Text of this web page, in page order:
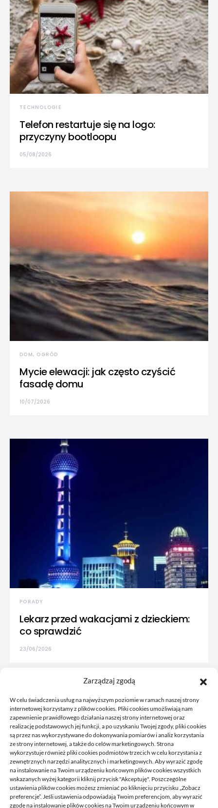
Zarządzaj zgodą
W celu świadczenia usług na najwyższym poziomie w ramach naszej strony
internetowej korzystamy z plików cookies. Pliki cookies umożliwiają nam
zapewnienie prawidłowego działania naszej strony internetowej oraz
realizację podstawowych jej funkcji, a po uzyskaniu Twojej zgody, pliki cookies
są przez nas wykorzystywane do dokonywania pomiarów i analiz korzystania
ze strony internetowej, a także do celów marketingowych. Strona
wykorzystuje również pliki cookies podmiotów trzecich w celu korzystania z
zewnętrznych narzędzi analitycznych i marketingowych. Aby wyrazić zgodę
na instalowanie na Twoim urządzeniu końcowym plików cookies wszystkich
wskazanych wyżej kategorii kliknij przycisk "Akceptuję". Poszczególne
ustawienia plików cookies możesz zmieniać po kliknięciu przycisku „Zobacz
preferencje”. Jeśli ustawienia odpowiadają Twoim preferencjom, aby wyrazić
zgodę na instalowanie plików cookies na Twoim urządzeniu końcowym w
TECHNOLOGIE
Telefon restartuje się na logo:
przyczyny bootloopu
05/08/2026
DOM, OGRÓD
Mycie elewacji: jak często czyścić
fasadę domu
10/07/2026
PORADY
Lekarz przed wakacjami z dzieckiem:
co sprawdzić
23/06/2026
Korkowy to blog, gdzie publikujemy własne przemyślenia, to
co nam przyjdzie akurat na myśl, czym chcemy się z wami
podzielić. Zawsze tworzymy coś co może się przydać